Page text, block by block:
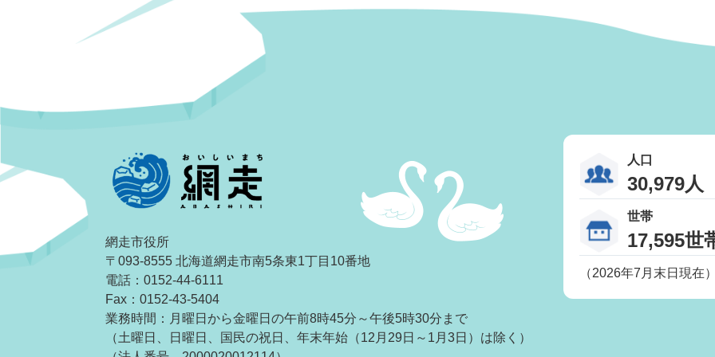
網走市役所
〒093-8555 北海道網走市南5条東1丁目10番地
電話：0152-44-6111
Fax：0152-43-5404
業務時間：月曜日から金曜日の午前8時45分～午後5時30分まで
（土曜日、日曜日、国民の祝日、年末年始（12月29日～1月3日）は除く）
人口
30,979人
世帯
17,595世
（2026年7月末日現在